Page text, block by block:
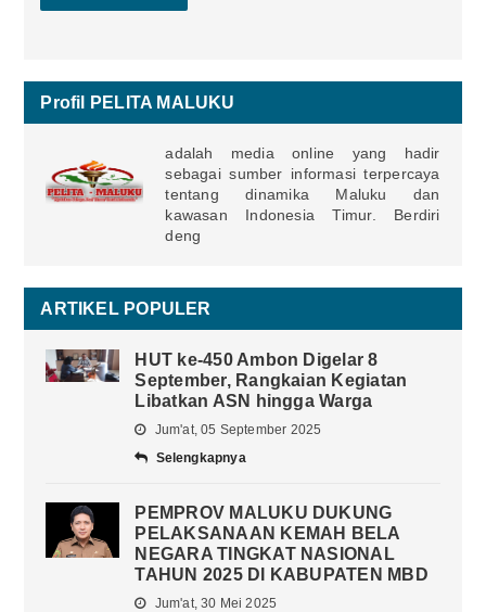
Profil PELITA MALUKU
adalah media online yang hadir
sebagai sumber informasi terpercaya
tentang dinamika Maluku dan
kawasan Indonesia Timur. Berdiri
deng
ARTIKEL POPULER
HUT ke-450 Ambon Digelar 8
September, Rangkaian Kegiatan
Libatkan ASN hingga Warga
Jum'at, 05 September 2025
Selengkapnya
PEMPROV MALUKU DUKUNG
PELAKSANAAN KEMAH BELA
NEGARA TINGKAT NASIONAL
TAHUN 2025 DI KABUPATEN MBD
Jum'at, 30 Mei 2025